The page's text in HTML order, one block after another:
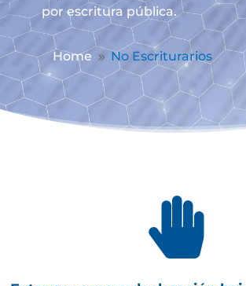
por escritura pública.
Home 9 No Escriturarios
